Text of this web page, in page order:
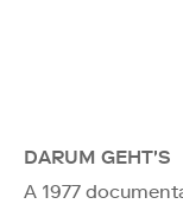
DARUM GEHT'S
A 1977